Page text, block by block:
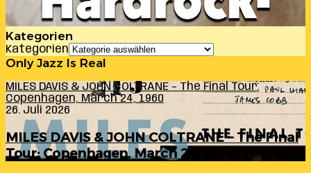
Kategorien
Kategorien
Only Jazz Is Real
MILES DAVIS & JOHN COLTRANE – The Final Tour:
Copenhagen, March 24, 1960
26. Juli 2026
MILES DAVIS & JOHN COLTRANE – The Final
Tour: Copenhagen, March 24, 1960